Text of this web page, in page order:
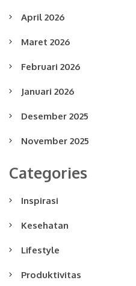
April 2026
Maret 2026
Februari 2026
Januari 2026
Desember 2025
November 2025
Categories
Inspirasi
Kesehatan
Lifestyle
Produktivitas